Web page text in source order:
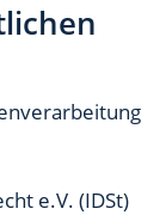
e.V. (IDSt)